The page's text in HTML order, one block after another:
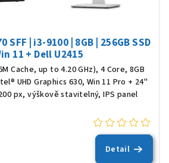
| i3-9100 | 8GB | 256GB SSD
11 + Dell U2415
Cache, up to 4.20 GHz), 4 Core, 8GB
UHD Graphics 630, Win 11 Pro + 24"
px, výškově stavitelný, IPS panel
Detail